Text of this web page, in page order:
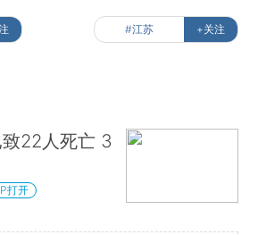
#江苏 +关注
22人死亡 3
打开